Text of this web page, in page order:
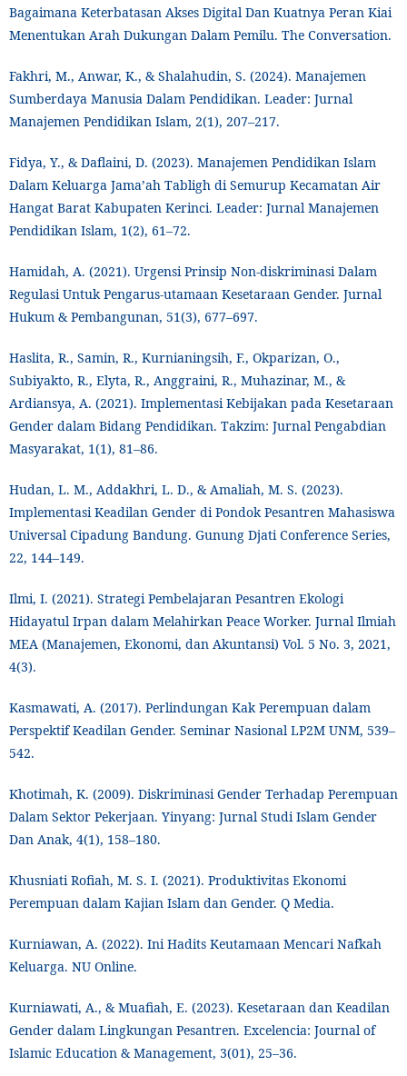
Bagaimana Keterbatasan Akses Digital Dan Kuatnya Peran Kiai
Menentukan Arah Dukungan Dalam Pemilu. The Conversation.
Fakhri, M., Anwar, K., & Shalahudin, S. (2024). Manajemen
Sumberdaya Manusia Dalam Pendidikan. Leader: Jurnal
Manajemen Pendidikan Islam, 2(1), 207–217.
Fidya, Y., & Daflaini, D. (2023). Manajemen Pendidikan Islam
Dalam Keluarga Jama’ah Tabligh di Semurup Kecamatan Air
Hangat Barat Kabupaten Kerinci. Leader: Jurnal Manajemen
Pendidikan Islam, 1(2), 61–72.
Hamidah, A. (2021). Urgensi Prinsip Non-diskriminasi Dalam
Regulasi Untuk Pengarus-utamaan Kesetaraan Gender. Jurnal
Hukum & Pembangunan, 51(3), 677–697.
Haslita, R., Samin, R., Kurnianingsih, F., Okparizan, O.,
Subiyakto, R., Elyta, R., Anggraini, R., Muhazinar, M., &
Ardiansya, A. (2021). Implementasi Kebijakan pada Kesetaraan
Gender dalam Bidang Pendidikan. Takzim: Jurnal Pengabdian
Masyarakat, 1(1), 81–86.
Hudan, L. M., Addakhri, L. D., & Amaliah, M. S. (2023).
Implementasi Keadilan Gender di Pondok Pesantren Mahasiswa
Universal Cipadung Bandung. Gunung Djati Conference Series,
22, 144–149.
Ilmi, I. (2021). Strategi Pembelajaran Pesantren Ekologi
Hidayatul Irpan dalam Melahirkan Peace Worker. Jurnal Ilmiah
MEA (Manajemen, Ekonomi, dan Akuntansi) Vol. 5 No. 3, 2021,
4(3).
Kasmawati, A. (2017). Perlindungan Kak Perempuan dalam
Perspektif Keadilan Gender. Seminar Nasional LP2M UNM, 539–
542.
Khotimah, K. (2009). Diskriminasi Gender Terhadap Perempuan
Dalam Sektor Pekerjaan. Yinyang: Jurnal Studi Islam Gender
Dan Anak, 4(1), 158–180.
Khusniati Rofiah, M. S. I. (2021). Produktivitas Ekonomi
Perempuan dalam Kajian Islam dan Gender. Q Media.
Kurniawan, A. (2022). Ini Hadits Keutamaan Mencari Nafkah
Keluarga. NU Online.
Kurniawati, A., & Muafiah, E. (2023). Kesetaraan dan Keadilan
Gender dalam Lingkungan Pesantren. Excelencia: Journal of
Islamic Education & Management, 3(01), 25–36.